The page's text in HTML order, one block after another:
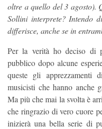
oltre a quello del 3 agosto).
Sollini interprete? Intendo
differisce, anche se in
Per la verità ho deciso di
pubblico dopo alcune
queste gli apprezzamenti
musicisti che hanno anche
Ma più che mai la svolta è
che ringrazio di vero cuore
inizierà una bella serie di